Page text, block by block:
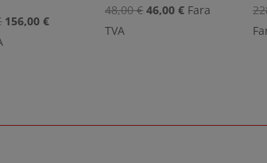
Prețul
156,00€Prețul
48,00€ Prețul
46,00€Prețul
Fara
TVA